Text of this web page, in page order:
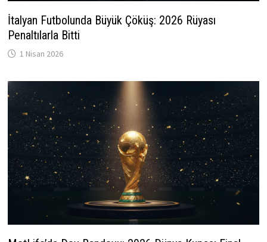
İtalyan Futbolunda Büyük Çöküş: 2026 Rüyası
Penaltılarla Bitti
1 Nisan 2026